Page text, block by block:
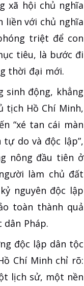
xã hội chủ nghĩa
liền với chủ nghĩa
triệt để con
tiêu, là bước đi
thời đại mới.
sinh động, khẳng
tịch Hồ Chí Minh,
“xé tan cái màn
do và độc lập”,
nông đầu tiên ở
làm chủ đất
nguyên độc lập
toàn thành quả
Pháp.
độc lập dân tộc
Chí Minh chỉ rõ:
lịch sử, một nền